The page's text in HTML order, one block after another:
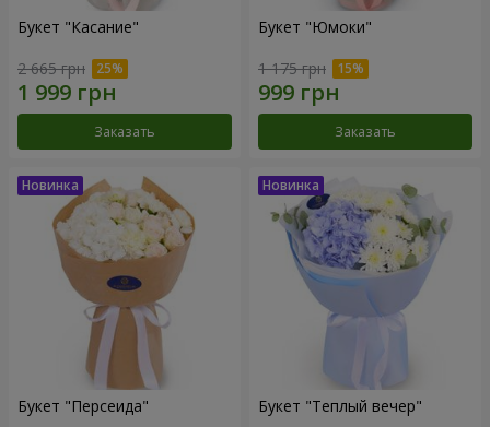
Букет "Касание"
2 665 грн
Заказать
Букет "Юмоки"
1 175 грн
Заказать
Букет "Персеида" Букет "Теплый вечер"